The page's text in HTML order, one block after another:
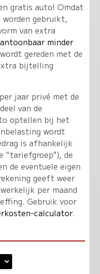
gratis auto! Omdat
gebruikt,
van extra
minder
gereden met de
bijtelling
jaar privé met de
van de
optellen bij het
wordt
is afhankelijk
"tariefgroep"), de
de eventuele eigen
geeft weer
per maand
Gebruik voor
calculator.